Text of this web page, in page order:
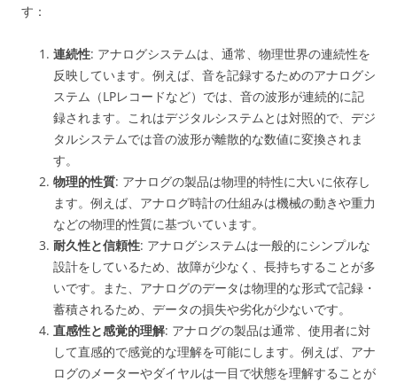
す：
連続性: アナログシステムは、通常、物理世界の連続性を
反映しています。例えば、音を記録するためのアナログシ
ステム（LPレコードなど）では、音の波形が連続的に記
録されます。これはデジタルシステムとは対照的で、デジ
タルシステムでは音の波形が離散的な数値に変換されま
す。
物理的性質: アナログの製品は物理的特性に大いに依存し
ます。例えば、アナログ時計の仕組みは機械の動きや重力
などの物理的性質に基づいています。
耐久性と信頼性: アナログシステムは一般的にシンプルな
設計をしているため、故障が少なく、長持ちすることが多
いです。また、アナログのデータは物理的な形式で記録・
蓄積されるため、データの損失や劣化が少ないです。
直感性と感覚的理解: アナログの製品は通常、使用者に対
して直感的で感覚的な理解を可能にします。例えば、アナ
ログのメーターやダイヤルは一目で状態を理解することが